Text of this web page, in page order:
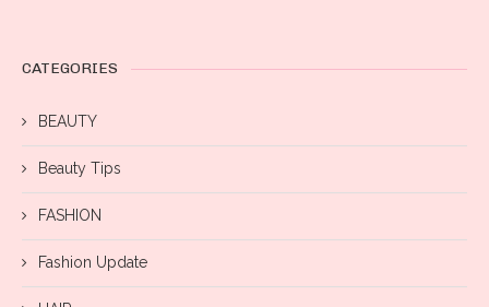
CATEGORIES
BEAUTY
Beauty Tips
FASHION
Fashion Update